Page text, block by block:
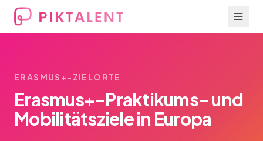
ERASMUS+-ZIELORTE
Erasmus+-Praktikums- und
Mobilitätsziele in Europa